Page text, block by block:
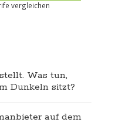
vergleichen
Was tun,
Dunkeln sitzt?
auf dem